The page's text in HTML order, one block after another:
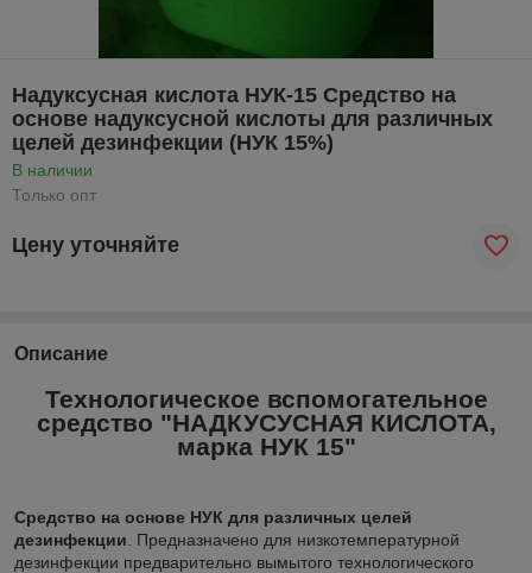
Надуксусная кислота НУК-15 Средство на
основе надуксусной кислоты для различных
целей дезинфекции (НУК 15%)
В наличии
Только опт
Цену уточняйте
Описание
Технологическое вспомогательное
средство "НАДКУСУСНАЯ КИСЛОТА,
марка НУК 15"
Средство на основе НУК для различных целей
дезинфекции . Предназначено для низкотемпературной
дезинфекции предварительно вымытого технологического